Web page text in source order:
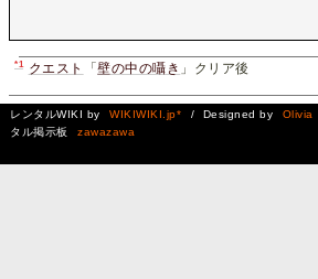
*1 クエスト 「壁の中の囁き 」クリア後
レンタルWIKI by WIKIWIKI.jp* / Designed by Olivia
タル掲示板
zawazawa